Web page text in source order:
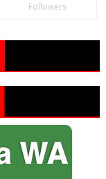
Followers